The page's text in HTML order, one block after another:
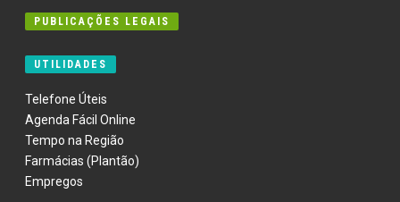
PUBLICAÇÕES LEGAIS
UTILIDADES
Telefone Úteis
Agenda Fácil Online
Tempo na Região
Farmácias (Plantão)
Empregos